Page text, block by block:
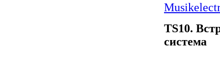
TS10.
система